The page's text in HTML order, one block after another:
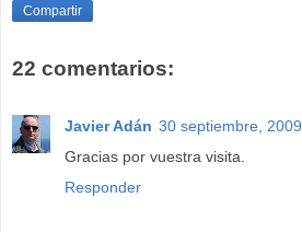
Compartir
22 comentarios:
Javier Adán 30 septiembre, 2009
Gracias por vuestra visita.
Responder